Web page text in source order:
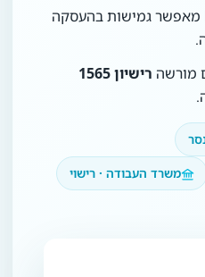
מאפשר גמישות בהעסקה
רישיון 1565
משרד העבודה · רישוי